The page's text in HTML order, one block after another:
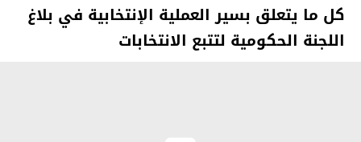
كل ما يتعلق بسير العملية الإنتخابية في بلاغ
اللجنة الحكومية لتتبع الانتخابات